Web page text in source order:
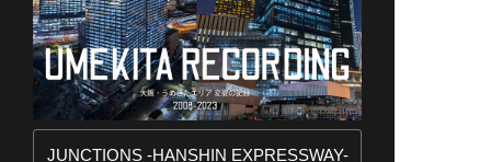
JUNCTIONS -HANSHIN EXPRESSWAY-